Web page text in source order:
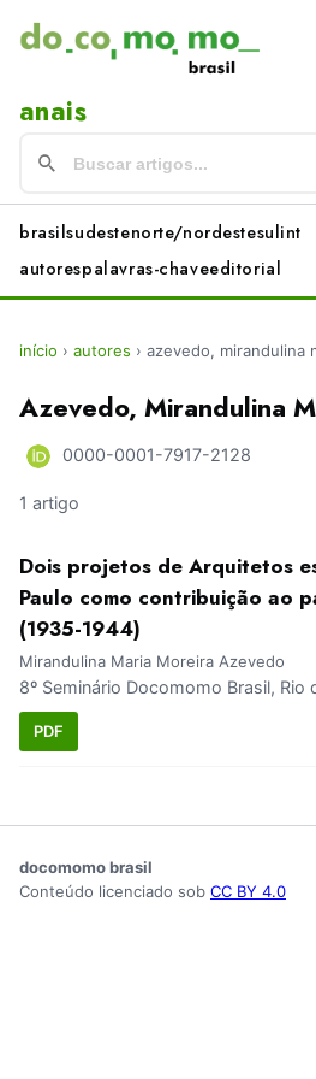
anais
brasilsudestenorte/nordestesulint
autorespalavras-chaveeditorial
início › autores › azevedo, mirandulina
Azevedo, Mirandulina
0000-0001-7917-2128
1 artigo
Dois projetos de Arquitetos
Paulo como contribuição ao
(1935-1944)
Mirandulina Maria Moreira Azevedo
8º Seminário Docomomo Brasil, Rio
PDF
docomomo brasil
Conteúdo licenciado sob CC BY 4.0